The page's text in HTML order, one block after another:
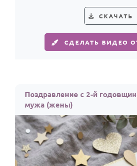
СКАЧАТЬ
СДЕЛАТЬ ВИДЕО
Поздравление с 2-й
мужа (жены)